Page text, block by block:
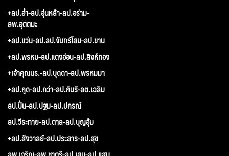
+ลป.อ่ำ-ลป.อุ่นหล้า-ลป.อร่าม-
ลพ.อุตตมะ
+ลป.แว่น-ลป.ลป.จันทร์โสม-ลป.ขาน
+ลป.พรหม-ลป.แตงอ่อน-ลป.สิงห์ทอง
+เจ้าคุณนร.-ลป.บุดดา-ลป.พรหมมา
+ลป.กูด-ลป.กว่า-ลป.กินรี-ลต.เฉลิม
ลป.ปั่น-ลป.ปฐม-ลป.ปกรณ์
ลป.วีระทาย-ลป.ตาล-ลป.บุญอุ้ม
+ลป.สังวาลย์-ลป.ประสาร-ลป.สุข